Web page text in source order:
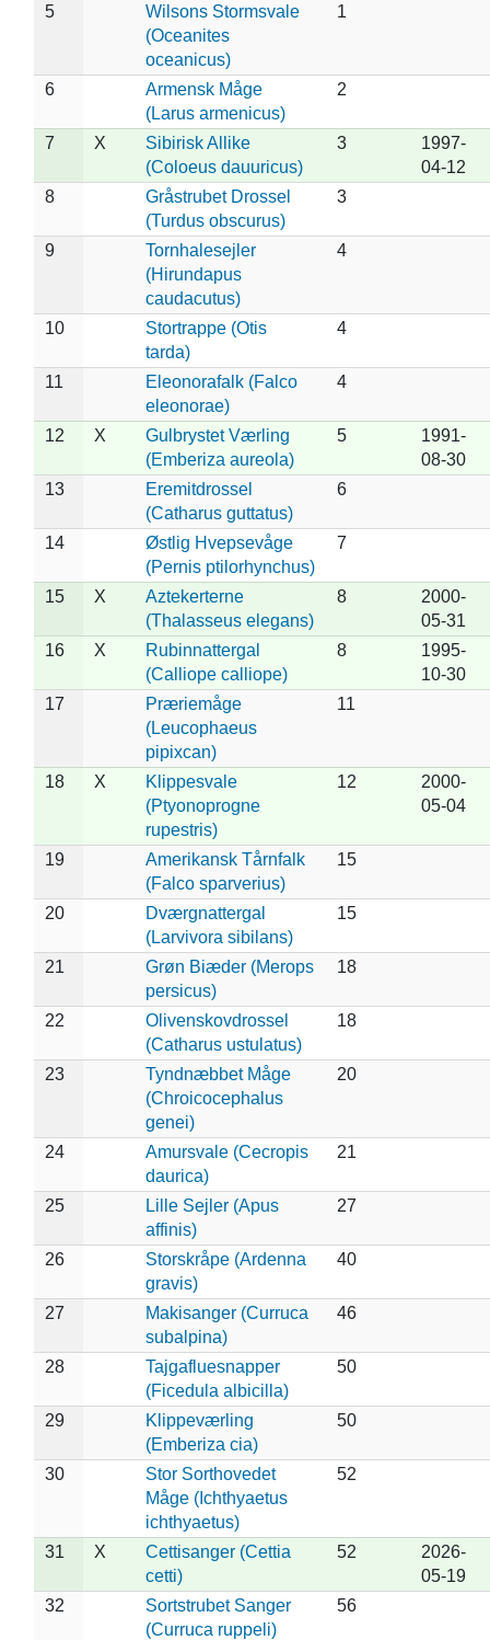
5
Wilsons Stormsvale
(Oceanites
oceanicus)
1
6
Armensk Måge
(Larus armenicus)
2
7 X
Sibirisk Allike
(Coloeus dauuricus)
3
1997-
04-12
8
Gråstrubet Drossel
(Turdus obscurus)
3
9
Tornhalesejler
(Hirundapus
caudacutus)
4
10
Stortrappe (Otis
tarda)
4
11
Eleonorafalk (Falco
eleonorae)
4
12 X
Gulbrystet Værling
(Emberiza aureola)
5
1991-
08-30
13
Eremitdrossel
(Catharus guttatus)
6
14
Østlig Hvepsevåge
(Pernis ptilorhynchus)
7
15 X
Aztekerterne
(Thalasseus elegans)
8
2000-
05-31
16
X
Rubinnattergal
(Calliope calliope)
8
1995-
10-30
17
Præriemåge
(Leucophaeus
pipixcan)
11
18 X
Klippesvale
(Ptyonoprogne
rupestris)
12
2000-
05-04
19
Amerikansk Tårnfalk
(Falco sparverius)
15
20
Dværgnattergal
(Larvivora sibilans)
15
21
Grøn Biæder (Merops
persicus)
18
22
Olivenskovdrossel
(Catharus ustulatus)
18
23
Tyndnæbbet Måge
(Chroicocephalus
genei)
20
24
Amursvale (Cecropis
daurica)
21
25
Lille Sejler (Apus
affinis)
27
26
Storskråpe (Ardenna
gravis)
40
27
Makisanger (Curruca
subalpina)
46
28
Tajgafluesnapper
(Ficedula albicilla)
50
29
Klippeværling
(Emberiza cia)
50
30
Stor Sorthovedet
Måge (Ichthyaetus
ichthyaetus)
52
31 X
Cettisanger (Cettia
cetti)
52
2026-
05-19
32
Sortstrubet Sanger
(Curruca ruppeli)
56